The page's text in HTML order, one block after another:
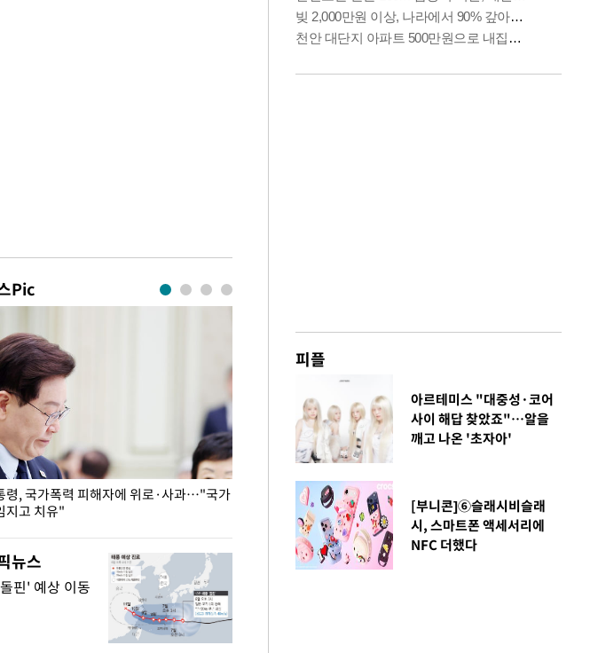
Pic
령, 국가폭력 피해자에 위로·사과…"국가
지고 치유"
홈플러스, 67개 점포 가오픈… 13일 정식 개장
환경 점검
뉴스
핀' 예상 이동
피플
아르테미스 "대중성·코어
사이 해답 찾았죠"…알을
깨고 나온 '초자아'
[부니콘]⑥슬래시비슬래
시, 스마트폰 액세서리에
NFC 더했다